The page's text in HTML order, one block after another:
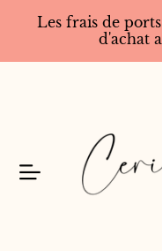
Les frais de
d'achat